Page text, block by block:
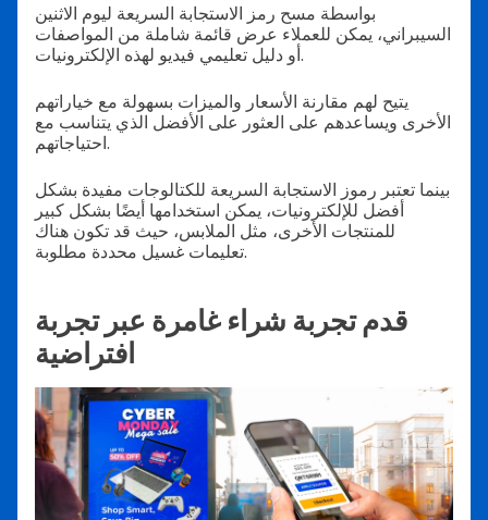
بواسطة مسح رمز الاستجابة السريعة ليوم الاثنين
السيبراني، يمكن للعملاء عرض قائمة شاملة من المواصفات
أو دليل تعليمي فيديو لهذه الإلكترونيات.
يتيح لهم مقارنة الأسعار والميزات بسهولة مع خياراتهم
الأخرى ويساعدهم على العثور على الأفضل الذي يتناسب مع
احتياجاتهم.
بينما تعتبر رموز الاستجابة السريعة للكتالوجات مفيدة بشكل
أفضل للإلكترونيات، يمكن استخدامها أيضًا بشكل كبير
للمنتجات الأخرى، مثل الملابس، حيث قد تكون هناك
تعليمات غسيل محددة مطلوبة.
قدم تجربة شراء غامرة عبر تجربة
افتراضية